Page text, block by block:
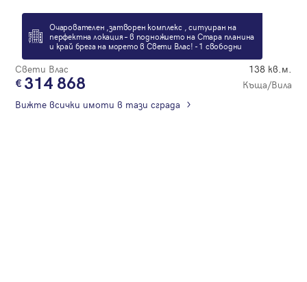
Очарователен ,затворен комплекс , ситуиран на
перфектна локация – в подножието на Стара планина
и край брега на морето в Свети Влас! - 1 свободни
Свети Влас 138 кв.м.
314 868
Къща/Вила
Вижте всички имоти в тази сграда